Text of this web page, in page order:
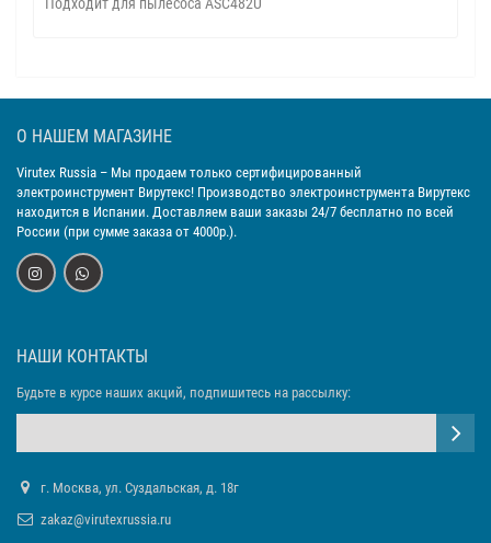
О НАШЕМ МАГАЗИНЕ
Virutex Russia – Мы продаем только сертифицированный
электроинструмент Вирутекс! Производство электроинструмента Вирутекс
находится в Испании. Доставляем ваши заказы 24/7 бесплатно по всей
России (при сумме заказа от 4000р.).
НАШИ КОНТАКТЫ
Будьте в курсе наших акций, подпишитесь на рассылку:
г. Москва, ул. Суздальская, д. 18г
zakaz@virutexrussia.ru